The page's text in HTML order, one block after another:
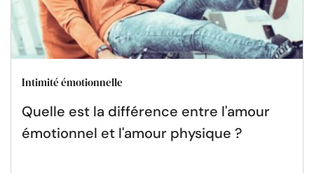
Intimité émotionnelle
Quelle est la différence entre l'amour
émotionnel et l'amour physique ?